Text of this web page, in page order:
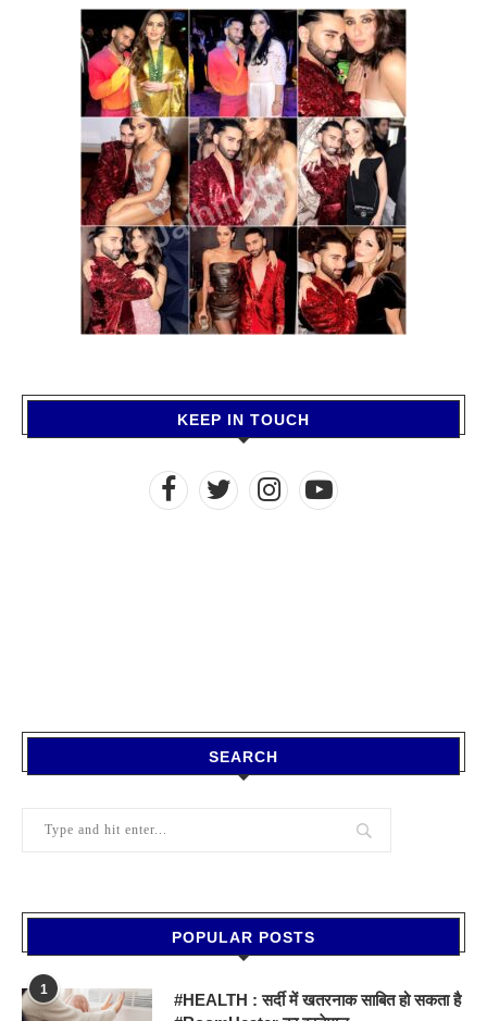
KEEP IN TOUCH
SEARCH
POPULAR POSTS
1
#HEALTH : सर्दी में खतरनाक साबित हो सकता है